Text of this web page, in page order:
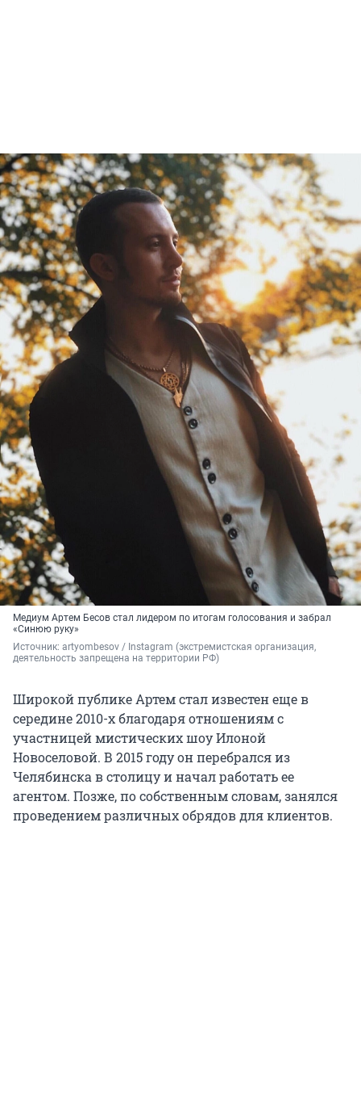
Медиум Артем Бесов стал лидером по итогам голосования и забрал
«Синюю руку»
Источник: artyombesov / Instagram (экстремистская организация,
деятельность запрещена на территории РФ)
Широкой публике Артем стал известен еще в
середине 2010-х благодаря отношениям с
участницей мистических шоу Илоной
Новоселовой. В 2015 году он перебрался из
Челябинска в столицу и начал работать ее
агентом. Позже, по собственным словам, занялся
проведением различных обрядов для клиентов.